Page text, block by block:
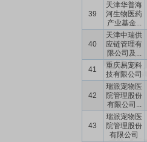
39
天津华普海
河生物医药
产业基金...
40
天津中瑞供
应链管理有
限公司及...
41
重庆易宠科
技有限公司
42
瑞派宠物医
院管理股份
有限公司...
43
瑞派宠物医
院管理股份
有限公司